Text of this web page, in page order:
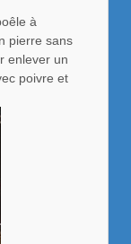
à
pierre sans
enlever un
poivre et